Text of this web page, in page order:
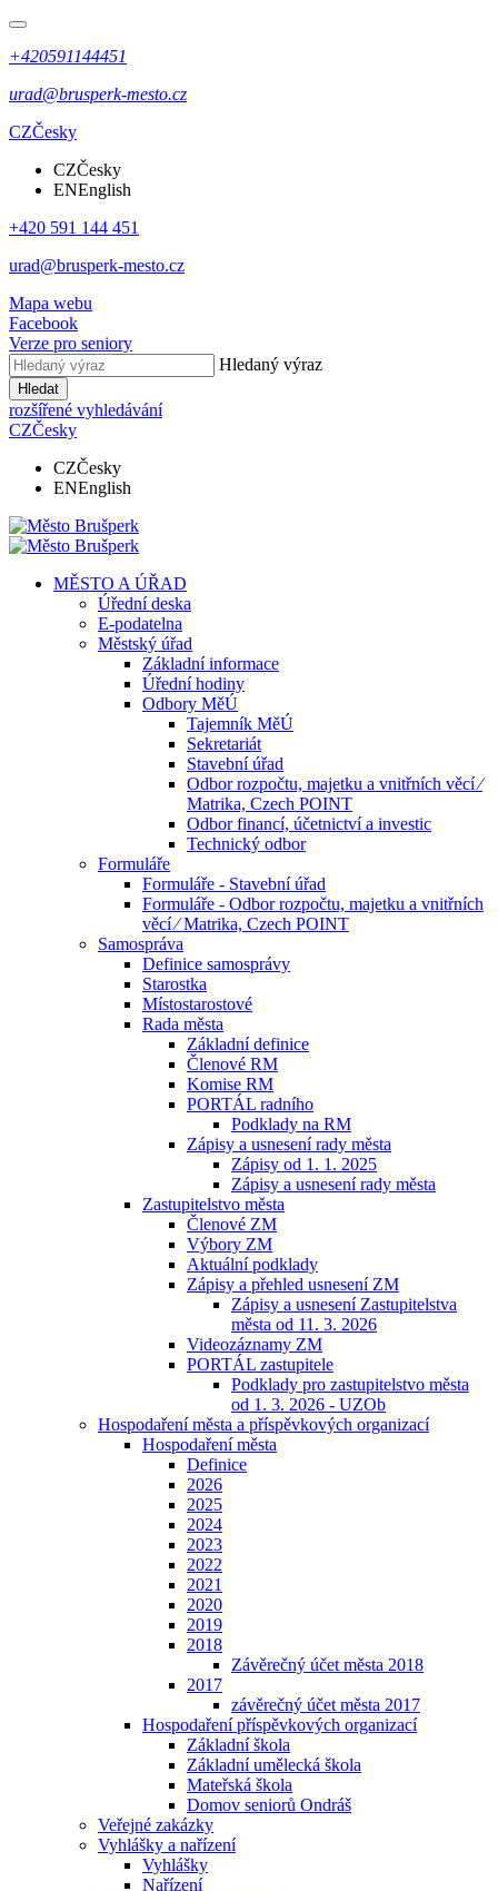
+420591144451
urad@brusperk-mesto.cz
CZČesky
CZČesky
ENEnglish
+420 591 144 451
urad@brusperk-mesto.cz
Mapa webu
Facebook
Verze pro seniory
Hledaný výraz
Hledat
rozšířené vyhledávání
CZČesky
CZČesky
ENEnglish
MĚSTO A ÚŘAD
Úřední deska
E-podatelna
Městský úřad
Základní informace
Úřední hodiny
Odbory MěÚ
Tajemník MěÚ
Sekretariát
Stavební úřad
Odbor rozpočtu, majetku a vnitřních věcí ⁄
Matrika, Czech POINT
Odbor financí, účetnictví a investic
Technický odbor
Formuláře
Formuláře - Stavební úřad
Formuláře - Odbor rozpočtu, majetku a vnitřních
věcí ⁄ Matrika, Czech POINT
Samospráva
Definice samosprávy
Starostka
Místostarostové
Rada města
Základní definice
Členové RM
Komise RM
PORTÁL radního
Podklady na RM
Zápisy a usnesení rady města
Zápisy od 1. 1. 2025
Zápisy a usnesení rady města
Zastupitelstvo města
Členové ZM
Výbory ZM
Aktuální podklady
Zápisy a přehled usnesení ZM
Zápisy a usnesení Zastupitelstva
města od 11. 3. 2026
Videozáznamy ZM
PORTÁL zastupitele
Podklady pro zastupitelstvo města
od 1. 3. 2026 - UZOb
Hospodaření města a příspěvkových organizací
Hospodaření města
Definice
2026
2025
2024
2023
2022
2021
2020
2019
2018
Závěrečný účet města 2018
2017
závěrečný účet města 2017
Hospodaření příspěvkových organizací
Základní škola
Základní umělecká škola
Mateřská škola
Domov seniorů Ondráš
Veřejné zakázky
Vyhlášky a nařízení
Vyhlášky
Nařízení